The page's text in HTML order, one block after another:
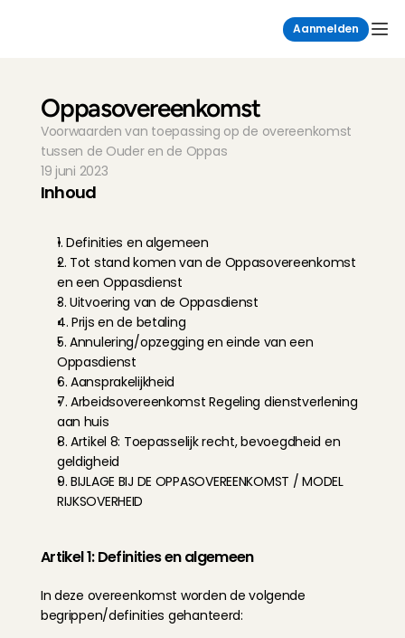
Aanmelden
Oppasovereenkomst
Voorwaarden van toepassing op de overeenkomst
tussen de Ouder en de Oppas
19 juni 2023
Inhoud
1. Definities en algemeen
2. Tot stand komen van de Oppasovereenkomst
en een Oppasdienst
3. Uitvoering van de Oppasdienst
4. Prijs en de betaling
5. Annulering/opzegging en einde van een
Oppasdienst
6. Aansprakelijkheid
7. Arbeidsovereenkomst Regeling dienstverlening
aan huis
8. Artikel 8: Toepasselijk recht, bevoegdheid en
geldigheid
9. BIJLAGE BIJ DE OPPASOVEREENKOMST / MODEL
RIJKSOVERHEID
Artikel 1: Definities en algemeen
In deze overeenkomst worden de volgende
begrippen/definities gehanteerd: